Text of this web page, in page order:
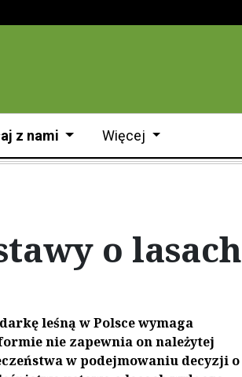
z nami Więcej
o lasach
leśną w Polsce wymaga
nie zapewnia on należytej
w podejmowaniu decyzji o